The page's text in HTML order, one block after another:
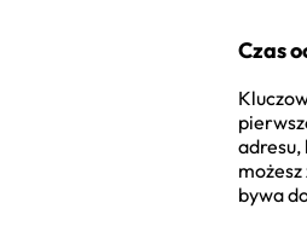
Czas
adresu,
bywa